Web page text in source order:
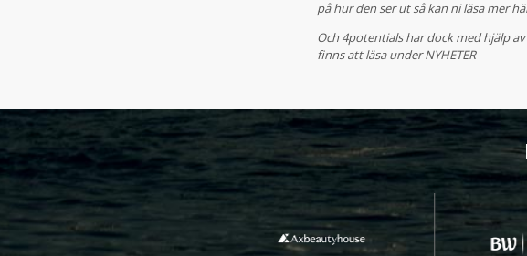
på hur den ser ut så kan ni läsa mer
Och 4potentials har dock med hjälp
finns att läsa under NYHETER